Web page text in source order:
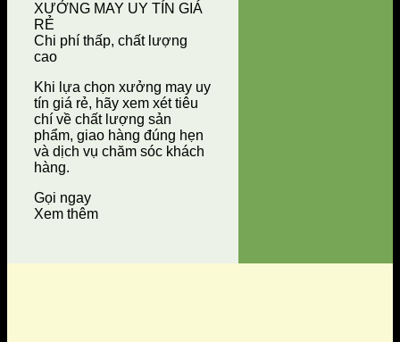
XƯỞNG MAY UY TÍN GIÁ
RẺ
Chi phí thấp, chất lượng
cao
Khi lựa chọn xưởng may uy
tín giá rẻ, hãy xem xét tiêu
chí về chất lượng sản
phẩm, giao hàng đúng hẹn
và dịch vụ chăm sóc khách
hàng.
Gọi ngay
Xem thêm